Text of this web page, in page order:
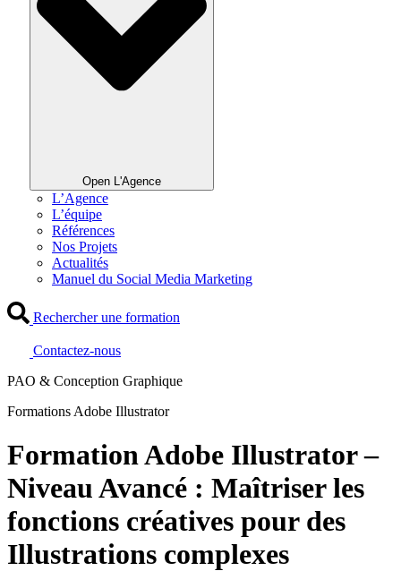
Open L'Agence
L’Agence
L’équipe
Références
Nos Projets
Actualités
Manuel du Social Media Marketing
Rechercher une formation
Contactez-nous
PAO & Conception Graphique
Formations Adobe Illustrator
Formation Adobe Illustrator –
Niveau Avancé : Maîtriser les
fonctions créatives pour des
Illustrations complexes